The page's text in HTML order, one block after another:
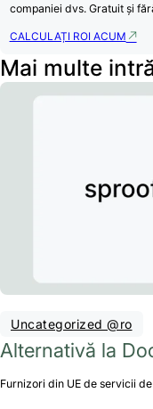
companiei dvs. Gratuit și
CALCULAȚI ROI ACUM
Mai multe
Uncategorized @ro
Alternativă la
Furnizori din UE de servicii